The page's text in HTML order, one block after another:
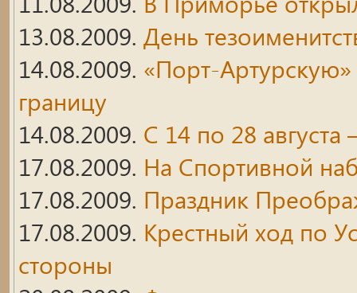
13.08.2009. День
14.08.2009. «Порт-
границу
14.08.2009. С 14 по 28 августа
17.08.2009. На Спортивной
17.08.2009. Праздник
17.08.2009. Крестный ход по
стороны